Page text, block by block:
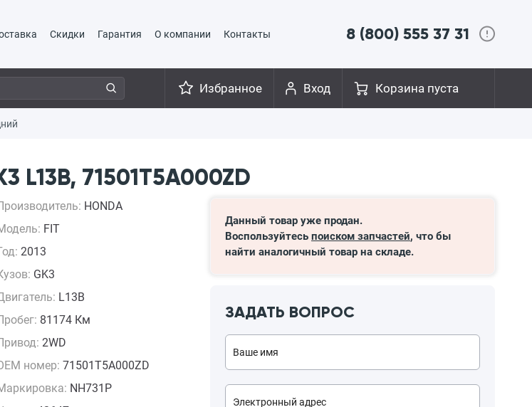
Скидки Гарантия О компании Контакты 8 (800) 555 37 31
Корзина пуста
Вход
Избранное
L13B, 71501T5A000ZD
HONDA
FIT
2013
GK3
L13B
81174 Км
2WD
номер: 71501T5A000ZD
NH731P
Данный товар уже продан.
Воспользуйтесь поиском запчастей, что бы
найти аналогичный товар на складе.
ЗАДАТЬ ВОПРОС